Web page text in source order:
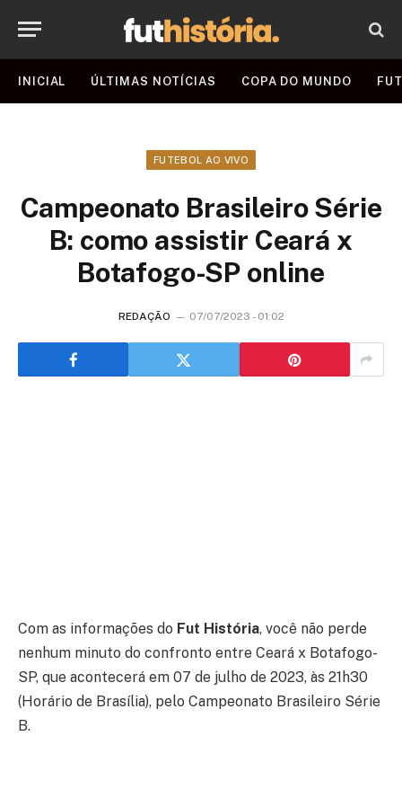
INICIAL ÚLTIMAS NOTÍCIAS COPA DO MUNDO
FUTEBOL AO VIVO
Campeonato Brasileiro Série
B: como assistir Ceará x
Botafogo-SP online
REDAÇÃO 07/07/2023 - 01:02
Com as informações do Fut História, você não perde
nenhum minuto do confronto entre Ceará x Botafogo-
SP, que acontecerá em 07 de julho de 2023, às 21h30
(Horário de Brasília), pelo Campeonato Brasileiro Série
B.